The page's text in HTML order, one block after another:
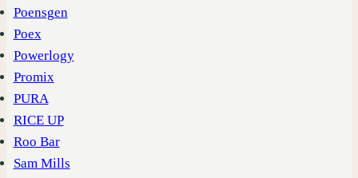
Poensgen
Poex
Powerlogy
Promix
PURA
RICE UP
Roo Bar
Sam Mills